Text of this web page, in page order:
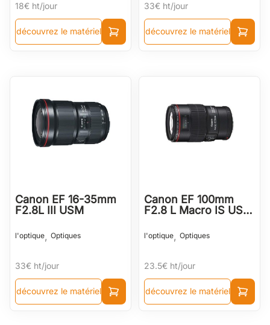
18€ ht/jour
découvrez le matériel
33€ ht/jour
découvrez le matériel
Canon EF 16-35mm
F2.8L III USM
l'optique, Optiques
33€ ht/jour
découvrez le matériel
Canon EF 100mm
F2.8 L Macro IS USM
l'optique, Optiques
23.5€ ht/jour
découvrez le matériel